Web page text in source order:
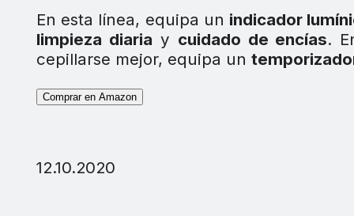
En esta línea, equipa un indicador
limpieza diaria y cuidado de encías.
cepillarse mejor, equipa un
Comprar en Amazon
12.10.2020